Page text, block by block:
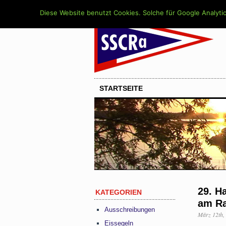
STARTSEITE
KATEGORIEN
Ausschreibungen
Eissegeln
29.
am
März 12th,
Diese Website benutzt Cookies. Solche für Google